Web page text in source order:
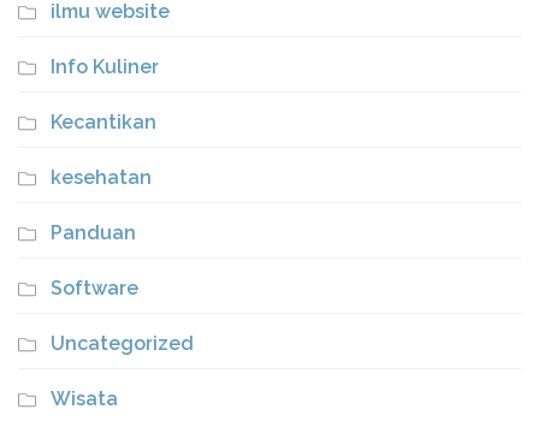
ilmu website
Info Kuliner
Kecantikan
kesehatan
Panduan
Software
Uncategorized
Wisata